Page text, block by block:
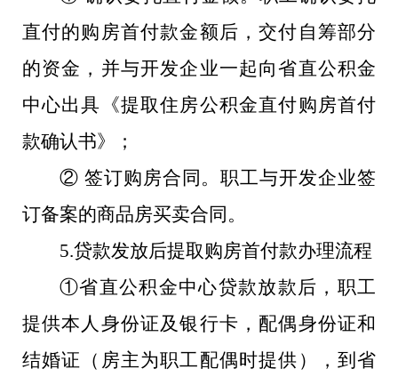
直付的购房首付款金额后，交付自筹部分
的资金，并与开发企业一起向省直公积金
中心出具《提取住房公积金直付购房首付
款确认书》；
② 签订购房合同。职工与开发企业签
订备案的商品房买卖合同。
5.贷款发放后提取购房首付款办理流程
①省直公积金中心贷款放款后，职工
提供本人身份证及银行卡，配偶身份证和
结婚证（房主为职工配偶时提供），到省